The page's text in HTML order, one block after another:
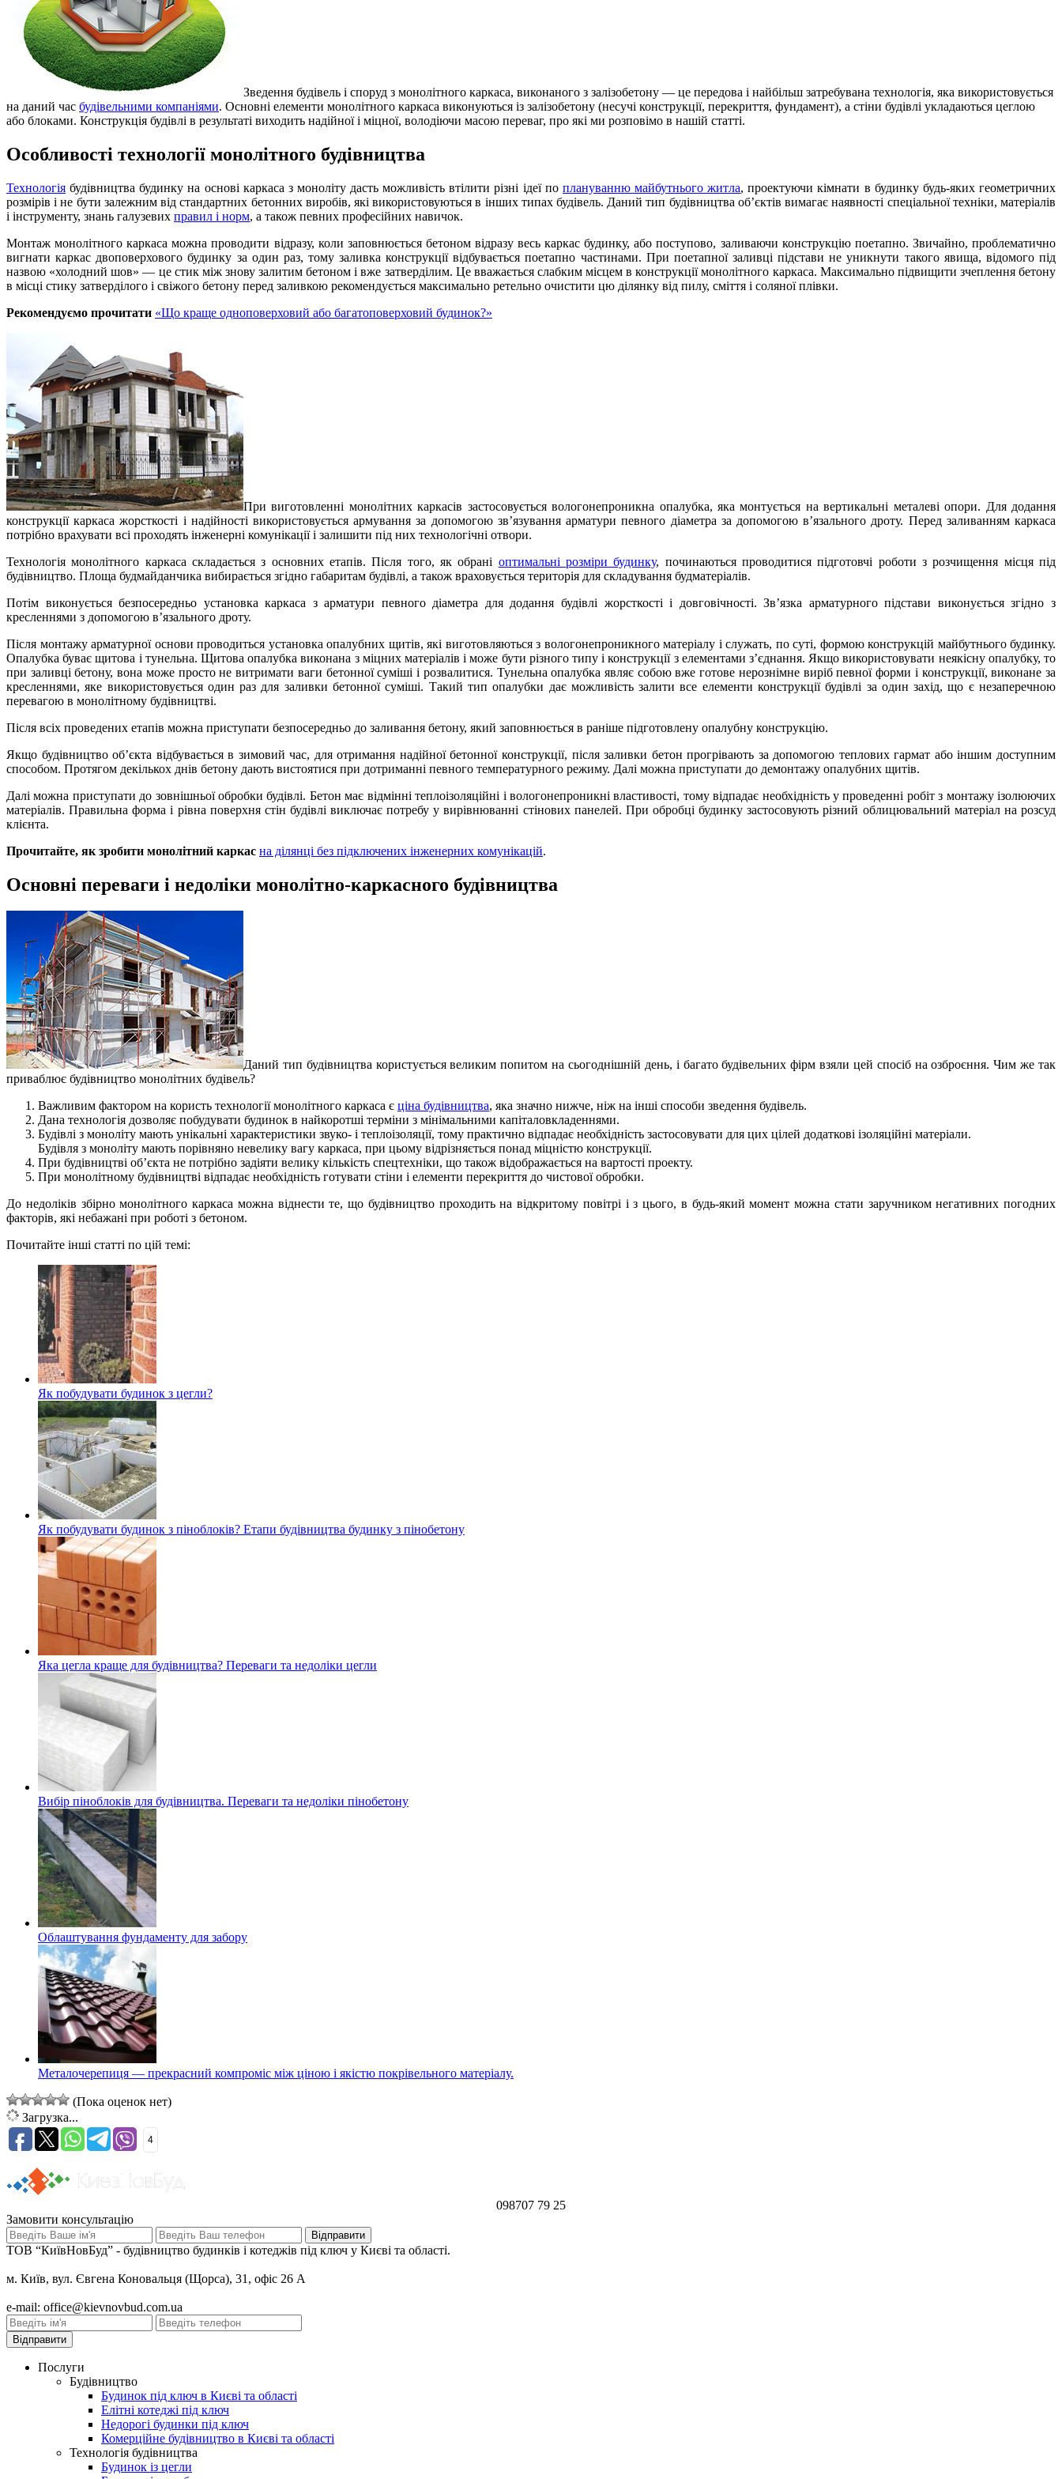
Зведення будівель і споруд з монолітного каркаса, виконаного з залізобетону — це передова і найбільш затребувана технологія, яка використовується
на даний час будівельними компаніями. Основні елементи монолітного каркаса виконуються із залізобетону (несучі конструкції, перекриття, фундамент), а стіни будівлі укладаються цеглою
або блоками. Конструкція будівлі в результаті виходить надійної і міцної, володіючи масою переваг, про які ми розповімо в нашій статті.
Особливості технології монолітного будівництва
Технологія будівництва будинку на основі каркаса з моноліту дасть можливість втілити різні ідеї по плануванню майбутнього житла, проектуючи кімнати в будинку будь-яких геометричних
розмірів і не бути залежним від стандартних бетонних виробів, які використовуються в інших типах будівель. Даний тип будівництва об’єктів вимагає наявності спеціальної техніки, матеріалів
і інструменту, знань галузевих правил і норм, а також певних професійних навичок.
Монтаж монолітного каркаса можна проводити відразу, коли заповнюється бетоном відразу весь каркас будинку, або поступово, заливаючи конструкцію поетапно. Звичайно, проблематично
вигнати каркас двоповерхового будинку за один раз, тому заливка конструкції відбувається поетапно частинами. При поетапної заливці підстави не уникнути такого явища, відомого під
назвою «холодний шов» — це стик між знову залитим бетоном і вже затверділим. Це вважається слабким місцем в конструкції монолітного каркаса. Максимально підвищити зчеплення бетону
в місці стику затверділого і свіжого бетону перед заливкою рекомендується максимально ретельно очистити цю ділянку від пилу, сміття і соляної плівки.
Рекомендуємо прочитати «Що краще одноповерховий або багатоповерховий будинок?»
При виготовленні монолітних каркасів застосовується вологонепроникна опалубка, яка монтується на вертикальні металеві опори. Для додання
конструкції каркаса жорсткості і надійності використовується армування за допомогою зв’язування арматури певного діаметра за допомогою в’язального дроту. Перед заливанням каркаса
потрібно врахувати всі проходять інженерні комунікації і залишити під них технологічні отвори.
Технологія монолітного каркаса складається з основних етапів. Після того, як обрані оптимальні розміри будинку, починаються проводитися підготовчі роботи з розчищення місця під
будівництво. Площа будмайданчика вибирається згідно габаритам будівлі, а також враховується територія для складування будматеріалів.
Потім виконується безпосередньо установка каркаса з арматури певного діаметра для додання будівлі жорсткості і довговічності. Зв’язка арматурного підстави виконується згідно з
кресленнями з допомогою в’язального дроту.
Після монтажу арматурної основи проводиться установка опалубних щитів, які виготовляються з вологонепроникного матеріалу і служать, по суті, формою конструкцій майбутнього будинку.
Опалубка буває щитова і тунельна. Щитова опалубка виконана з міцних матеріалів і може бути різного типу і конструкції з елементами з’єднання. Якщо використовувати неякісну опалубку, то
при заливці бетону, вона може просто не витримати ваги бетонної суміші і розвалитися. Тунельна опалубка являє собою вже готове нерознімне виріб певної форми і конструкції, виконане за
кресленнями, яке використовується один раз для заливки бетонної суміші. Такий тип опалубки дає можливість залити все елементи конструкції будівлі за один захід, що є незаперечною
перевагою в монолітному будівництві.
Після всіх проведених етапів можна приступати безпосередньо до заливання бетону, який заповнюється в раніше підготовлену опалубну конструкцію.
Якщо будівництво об’єкта відбувається в зимовий час, для отримання надійної бетонної конструкції, після заливки бетон прогрівають за допомогою теплових гармат або іншим доступним
способом. Протягом декількох днів бетону дають вистоятися при дотриманні певного температурного режиму. Далі можна приступати до демонтажу опалубних щитів.
Далі можна приступати до зовнішньої обробки будівлі. Бетон має відмінні теплоізоляційні і вологонепроникні властивості, тому відпадає необхідність у проведенні робіт з монтажу ізолюючих
матеріалів. Правильна форма і рівна поверхня стін будівлі виключає потребу у вирівнюванні стінових панелей. При обробці будинку застосовують різний облицювальний матеріал на розсуд
клієнта.
Прочитайте, як зробити монолітний каркас на ділянці без підключених інженерних комунікацій.
Основні переваги і недоліки монолітно-каркасного будівництва
Даний тип будівництва користується великим попитом на сьогоднішній день, і багато будівельних фірм взяли цей спосіб на озброєння. Чим же так
приваблює будівництво монолітних будівель?
Важливим фактором на користь технології монолітного каркаса є ціна будівництва, яка значно нижче, ніж на інші способи зведення будівель.
Дана технологія дозволяє побудувати будинок в найкоротші терміни з мінімальними капіталовкладеннями.
Будівлі з моноліту мають унікальні характеристики звуко- і теплоізоляції, тому практично відпадає необхідність застосовувати для цих цілей додаткові ізоляційні матеріали.
Будівля з моноліту мають порівняно невелику вагу каркаса, при цьому відрізняється понад міцністю конструкції.
При будівництві об’єкта не потрібно задіяти велику кількість спецтехніки, що також відображається на вартості проекту.
При монолітному будівництві відпадає необхідність готувати стіни і елементи перекриття до чистової обробки.
До недоліків збірно монолітного каркаса можна віднести те, що будівництво проходить на відкритому повітрі і з цього, в будь-який момент можна стати заручником негативних погодних
факторів, які небажані при роботі з бетоном.
Почитайте інші статті по цій темі:
Як побудувати будинок з цегли?
Як побудувати будинок з піноблоків? Етапи будівництва будинку з пінобетону
Яка цегла краще для будівництва? Переваги та недоліки цегли
Вибір піноблоків для будівництва. Переваги та недоліки пінобетону
Облаштування фундаменту для забору
Металочерепиця — прекрасний компроміс між ціною і якістю покрівельного матеріалу.
(Пока оценок нет)
Загрузка...
4
098707 79 25
Замовити консультацію
ТОВ “КиївНовБуд” - будівництво будинків і котеджів під ключ у Києві та області.
м. Київ, вул. Євгена Коновальця (Щорса), 31, офіс 26 А
e-mail: office@kievnovbud.com.ua
Послуги
Будівництво
Будинок під ключ в Києві та області
Елітні котеджі під ключ
Недорогі будинки під ключ
Комерційне будівництво в Києві та області
Технологія будівництва
Будинок із цегли